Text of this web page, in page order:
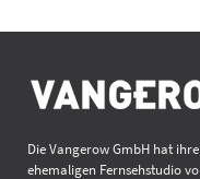
Die Vangerow GmbH hat
ehemaligen Fernsehstudio